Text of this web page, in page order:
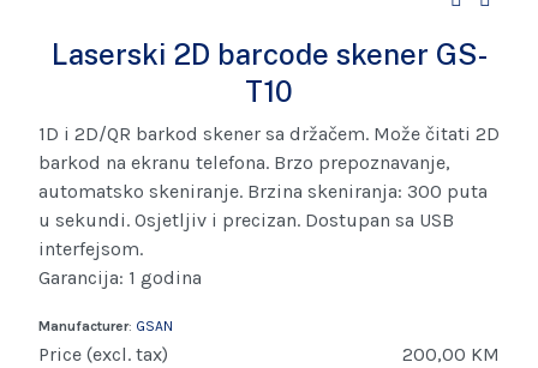
Laserski 2D barcode skener GS-
T10
1D i 2D/QR barkod skener sa držačem. Može čitati 2D
barkod na ekranu telefona. Brzo prepoznavanje,
automatsko skeniranje. Brzina skeniranja: 300 puta
u sekundi. Osjetljiv i precizan. Dostupan sa USB
interfejsom.
Garancija: 1 godina
Manufacturer: GSAN
Price (excl. tax)
200,00 KM